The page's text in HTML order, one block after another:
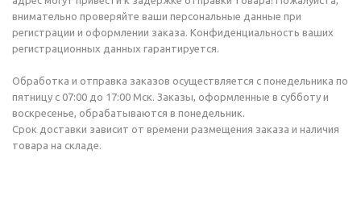
внимательно проверяйте ваши персональные данные при
регистрации и оформлении заказа. Конфиденциальность ваших
регистрационных данных гарантируется.
Обработка и отправка заказов осуществляется с понедельника по
пятницу с 07:00 до 17:00 Мск. Заказы, оформленные в субботу и
воскресенье, обрабатываются в понедельник.
Срок доставки зависит от времени размещения заказа и наличия
товара на складе.